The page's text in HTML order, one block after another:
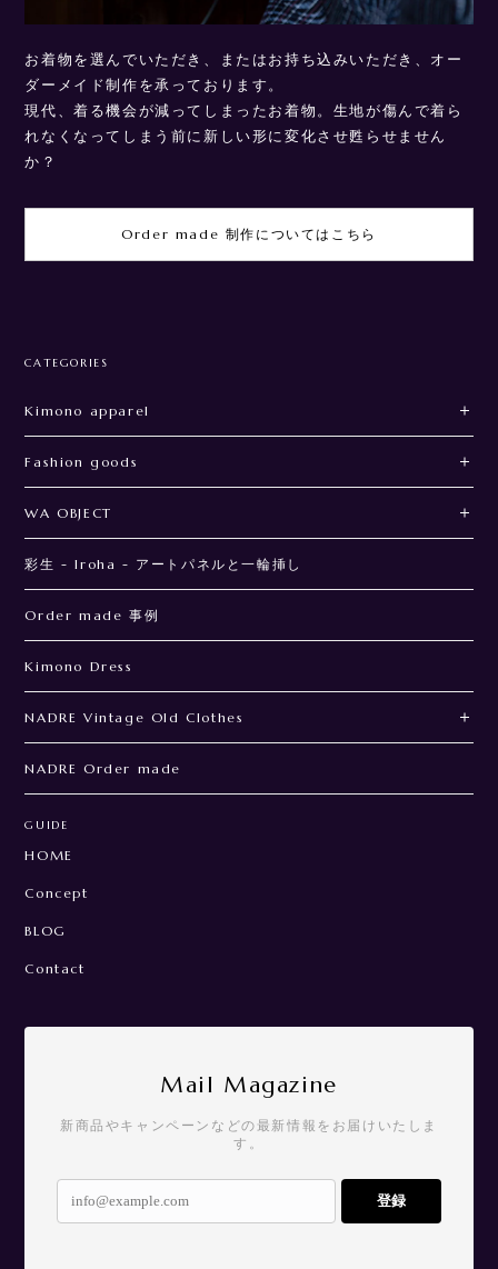
お着物を選んでいただき、またはお持ち込みいただき、オー
ダーメイド制作を承っております。
現代、着る機会が減ってしまったお着物。生地が傷んで着ら
れなくなってしまう前に新しい形に変化させ甦らせません
か？
Order made 制作についてはこちら
CATEGORIES
Kimono apparel
Fashion goods
WA OBJECT
彩生 - Iroha - アートパネルと一輪挿し
Order made 事例
Kimono Dress
NADRE Vintage Old Clothes
NADRE Order made
GUIDE
HOME
Concept
BLOG
Contact
Mail Magazine
新商品やキャンペーンなどの最新情報をお届けいたしま
す。
登録